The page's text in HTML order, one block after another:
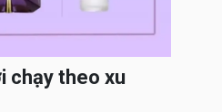
chạy theo xu